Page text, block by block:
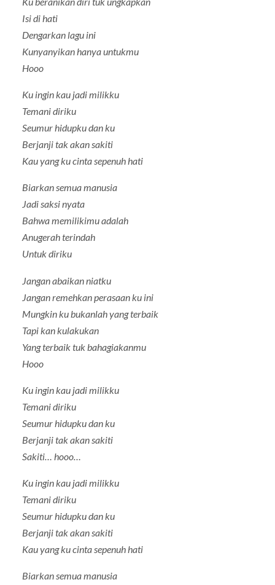
Isi di hati
Dengarkan lagu ini
Kunyanyikan hanya untukmu
Hooo
Ku ingin kau jadi milikku
Temani diriku
Seumur hidupku dan ku
Berjanji tak akan sakiti
Kau yang ku cinta sepenuh hati
Biarkan semua manusia
Jadi saksi nyata
Bahwa memilikimu adalah
Anugerah terindah
Untuk diriku
Jangan abaikan niatku
Jangan remehkan perasaan ku ini
Mungkin ku bukanlah yang terbaik
Tapi kan kulakukan
Yang terbaik tuk bahagiakanmu
Hooo
Ku ingin kau jadi milikku
Temani diriku
Seumur hidupku dan ku
Berjanji tak akan sakiti
Sakiti… hooo…
Ku ingin kau jadi milikku
Temani diriku
Seumur hidupku dan ku
Berjanji tak akan sakiti
Kau yang ku cinta sepenuh hati
Biarkan semua manusia